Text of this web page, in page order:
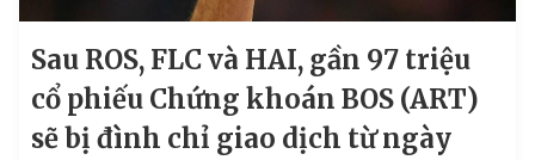
Sau ROS, FLC và HAI, gần 97 triệu
cổ phiếu Chứng khoán BOS (ART)
sẽ bị đình chỉ giao dịch từ ngày